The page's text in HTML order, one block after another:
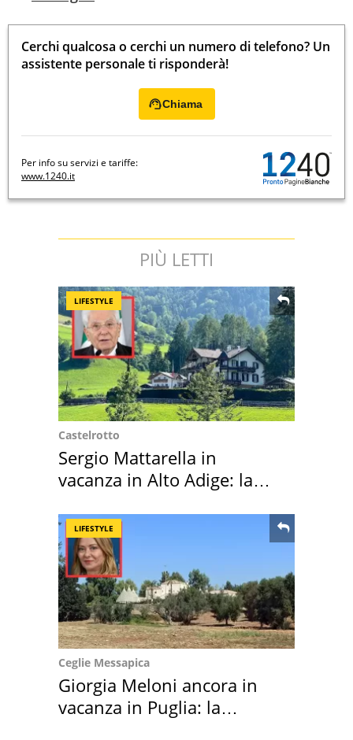
Cerchi qualcosa o cerchi un numero di telefono? Un
assistente personale ti risponderà!
Chiama
Per info su servizi e tariffe:
www.1240.it
PIÙ LETTI
LIFESTYLE
Castelrotto
Sergio Mattarella in
vacanza in Alto Adige: la
LIFESTYLE
Ceglie Messapica
Giorgia Meloni ancora in
vacanza in Puglia: la